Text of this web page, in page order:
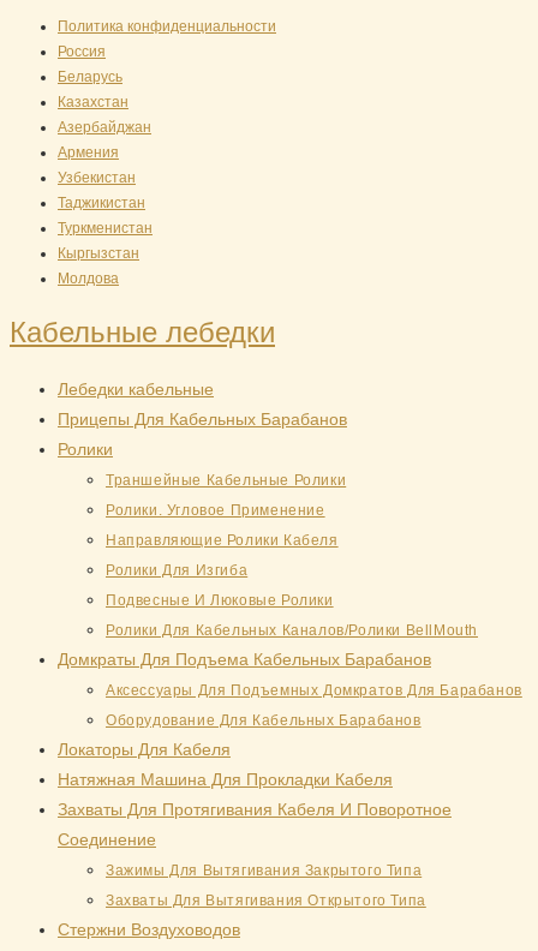
Перейти
содержимому
Политика конфиденциальности
Россия
Беларусь
Казахстан
Азербайджан
Армения
Узбекистан
Таджикистан
Туркменистан
Кыргызстан
Молдова
Кабельные лебедки
Лебедки кабельные
Прицепы Для Кабельных Барабанов
Ролики
Траншейные Кабельные Ролики
Ролики. Угловое Применение
Направляющие Ролики Кабеля
Ролики Для Изгиба
Подвесные И Люковые Ролики
Ролики Для Кабельных Каналов/Ролики BellMouth
Домкраты Для Подъема Кабельных Барабанов
Аксессуары Для Подъемных Домкратов Для Барабанов
Оборудование Для Кабельных Барабанов
Локаторы Для Кабеля
Натяжная Mашина Для Прокладки Кабеля
Захваты Для Протягивания Кабеля И Поворотное
Соединение
Зажимы Для Вытягивания Закрытого Типа
Захваты Для Вытягивания Открытого Типа
Стержни Воздуховодов